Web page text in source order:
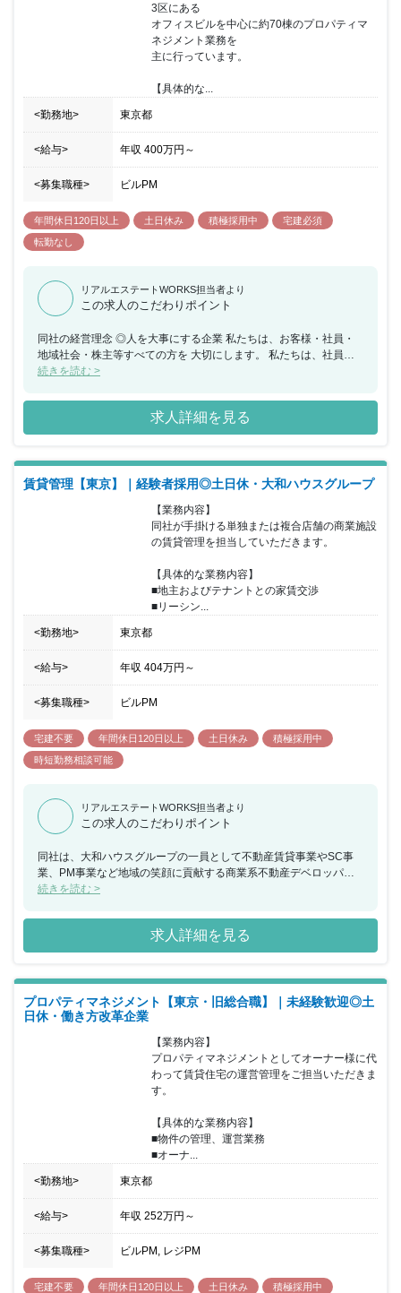
3区にある
オフィスビルを中心に約70棟のプロパティマ
ネジメント業務を
主に行っています。
【具体的な...
<勤務地> 東京都
<給与> 年収 400万円 ～
<募集職種> ビルPM
年間休日120日以上 土日休み 積極採用中
宅建必須
転勤なし
リアルエステートWORKS担当者より
この求人のこだわりポイント
同社の経営理念 ◎人を大事にする企業 私たちは、お客様・社員・
地域社会・株主等すべての方を 大切にします。 私たちは、社員同
士の絆を深め、生き甲斐のある活気に満ちた 職場環境づくりに努め
ンスを遵守し、 信用を第一に考えます。 私たちは、信頼と感謝さ
れる最良の 「不動産サービス」を提供します。 ◎社会に貢献する
企業 私たちは、環境保全を重んじ、 豊かな未来ある社会の発展に
会に愛される企業を目指します。 ◎進取と想像の精神を持つ企業
私たちは、チャレンジ精神と創意工夫を持って常に ベストを尽くし
し、 企業価値の向上に努めます。
続きを読む >
求人詳細を見る
賃貸管理【東京】｜経験者採用◎土日休・大和ハウスグループ
【業務内容】
同社が手掛ける単独または複合店舗の商業施設
の賃貸管理を担当していただきます。
【具体的な業務内容】
■地主およびテナントとの家賃交渉
■リーシン...
<勤務地> 東京都
<給与> 年収 404万円 ～
<募集職種> ビルPM
宅建不要 年間休日120日以上 土日休み
積極採用中
時短勤務相談可能
リアルエステートWORKS担当者より
この求人のこだわりポイント
同社は、大和ハウスグループの一員として不動産賃貸事業やSC事
業、PM事業など地域の笑顔に貢献する商業系不動産デベロッパー
です。 今回、関西支店にて同社が手掛ける県内の単独または複合店
した。 物件は100件程度（単独店舗9割/複合店舗1割）ご担当いた
だきます。地主との家賃交渉は3年に一度発生し、テナントとの家
賃交渉はテナントからの要望に都度対応する形（月に数件程度）と
職候補となる中間層の方を求めています。 徹底した労務管理で社員
のワークライフバランスや充実した福利厚生など安心できる環境で
チャレンジをしたい方を歓迎いたします。
続きを読む >
求人詳細を見る
プロパティマネジメント【東京・旧総合職】｜未経験歓迎◎土
日休・働き方改革企業
【業務内容】
プロパティマネジメントとしてオーナー様に代
わって賃貸住宅の運営管理をご担当いただきま
す。
【具体的な業務内容】
■物件の管理、運営業務
■オーナ...
<勤務地> 東京都
<給与> 年収 252万円 ～
<募集職種> ビルPM, レジPM
宅建不要 年間休日120日以上 土日休み 積極採用中